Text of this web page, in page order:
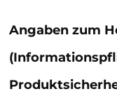
Angaben zum